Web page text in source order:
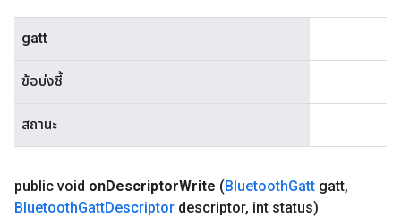
gatt
ข้อบ่งชี้
สถานะ
public void onDescriptorWrite (BluetoothGatt gatt,
BluetoothGattDescriptor descriptor, int status)